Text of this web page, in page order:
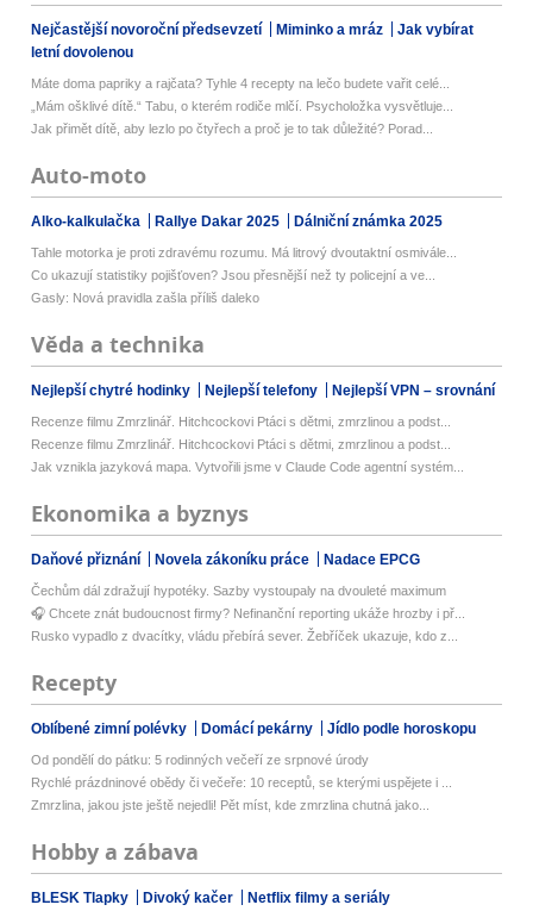
Nejčastější novoroční předsevzetí Miminko a mráz
Jak vybírat
letní dovolenou
Máte doma papriky a rajčata? Tyhle 4 recepty na lečo budete vařit celé...
„Mám ošklivé dítě.“ Tabu, o kterém rodiče mlčí. Psycholožka vysvětluje...
Jak přimět dítě, aby lezlo po čtyřech a proč je to tak důležité? Porad...
Auto-moto
Alko-kalkulačka Rallye Dakar 2025 Dálniční známka 2025
Tahle motorka je proti zdravému rozumu. Má litrový dvoutaktní osmivále...
Co ukazují statistiky pojišťoven? Jsou přesnější než ty policejní a ve...
Gasly: Nová pravidla zašla příliš daleko
Věda a technika
Nejlepší chytré hodinky Nejlepší telefony Nejlepší VPN – srovnání
Recenze filmu Zmrzlinář. Hitchcockovi Ptáci s dětmi, zmrzlinou a podst...
Recenze filmu Zmrzlinář. Hitchcockovi Ptáci s dětmi, zmrzlinou a podst...
Jak vznikla jazyková mapa. Vytvořili jsme v Claude Code agentní systém...
Ekonomika a byznys
Daňové přiznání Novela zákoníku práce Nadace EPCG
Čechům dál zdražují hypotéky. Sazby vystoupaly na dvouleté maximum
🎧 Chcete znát budoucnost firmy? Nefinanční reporting ukáže hrozby i př...
Rusko vypadlo z dvacítky, vládu přebírá sever. Žebříček ukazuje, kdo z...
Recepty
Oblíbené zimní polévky Domácí pekárny Jídlo podle horoskopu
Od pondělí do pátku: 5 rodinných večeří ze srpnové úrody
Rychlé prázdninové obědy či večeře: 10 receptů, se kterými uspějete i ...
Zmrzlina, jakou jste ještě nejedli! Pět míst, kde zmrzlina chutná jako...
Hobby a zábava
BLESK Tlapky Divoký kačer Netflix filmy a seriály